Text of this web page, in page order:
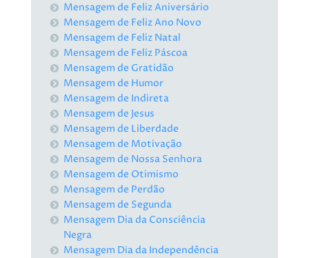
Mensagem de Feliz Aniversário
Mensagem de Feliz Ano Novo
Mensagem de Feliz Natal
Mensagem de Feliz Páscoa
Mensagem de Gratidão
Mensagem de Humor
Mensagem de Indireta
Mensagem de Jesus
Mensagem de Liberdade
Mensagem de Motivação
Mensagem de Nossa Senhora
Mensagem de Otimismo
Mensagem de Perdão
Mensagem de Segunda
Mensagem Dia da Consciência
Negra
Mensagem Dia da Independência